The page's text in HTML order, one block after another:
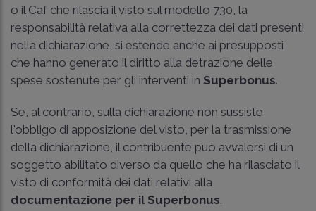
o il Caf che rilascia il visto sul modello 730, la
responsabilità relativa alla correttezza dei dati presenti
nella dichiarazione, si estende anche ai presupposti
che hanno generato il diritto alla detrazione delle
spese sostenute per gli interventi in Superbonus.
Se, al contrario, sulla dichiarazione non sussiste
l'obbligo di apposizione del visto, per la trasmissione
della dichiarazione, il contribuente può avvalersi di un
soggetto abilitato diverso da quello che ha rilasciato il
visto di conformità dei dati relativi alla
documentazione per il Superbonus.